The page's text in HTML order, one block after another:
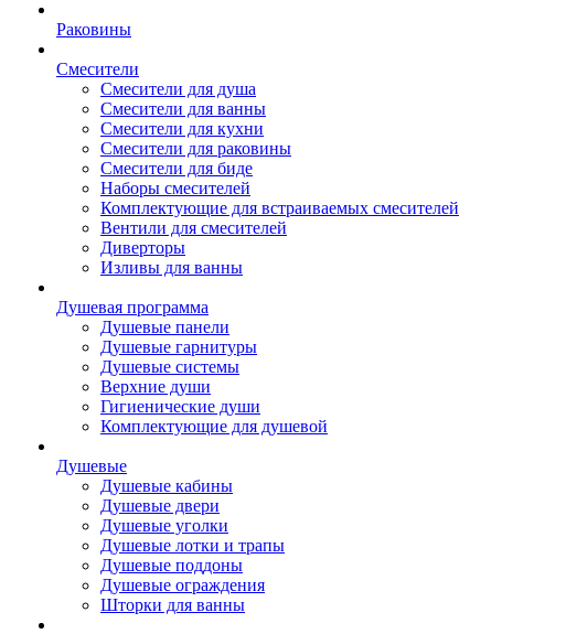
Раковины
Смесители
Смесители для душа
Смесители для ванны
Смесители для кухни
Смесители для раковины
Смесители для биде
Наборы смесителей
Комплектующие для встраиваемых смесителей
Вентили для смесителей
Диверторы
Изливы для ванны
Душевая программа
Душевые панели
Душевые гарнитуры
Душевые системы
Верхние души
Гигиенические души
Комплектующие для душевой
Душевые
Душевые кабины
Душевые двери
Душевые уголки
Душевые лотки и трапы
Душевые поддоны
Душевые ограждения
Шторки для ванны